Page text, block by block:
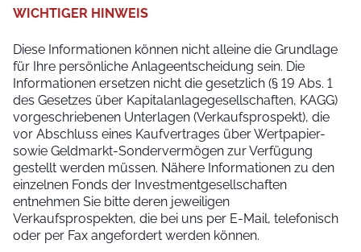
WICHTIGER HINWEIS
Diese Informationen können nicht alleine die Grundlage
für Ihre persönliche Anlageentscheidung sein. Die
Informationen ersetzen nicht die gesetzlich (§ 19 Abs. 1
des Gesetzes über Kapitalanlagegesellschaften, KAGG)
vorgeschriebenen Unterlagen (Verkaufsprospekt), die
vor Abschluss eines Kaufvertrages über Wertpapier-
sowie Geldmarkt-Sondervermögen zur Verfügung
gestellt werden müssen. Nähere Informationen zu den
einzelnen Fonds der Investmentgesellschaften
entnehmen Sie bitte deren jeweiligen
Verkaufsprospekten, die bei uns per E-Mail, telefonisch
oder per Fax angefordert werden können.